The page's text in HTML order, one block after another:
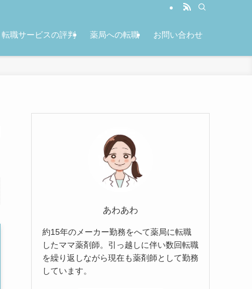
転職サービスの評判 薬局への転職 お問い合わせ
あわあわ
約15年のメーカー勤務をへて薬局に転職
したママ薬剤師。引っ越しに伴い数回転職
を繰り返しながら現在も薬剤師として勤務
しています。